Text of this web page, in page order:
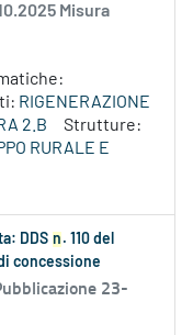
Misura
RIGENERAZIONE
2.B
Strutture:
RURALE E
DDS n . 110 del
concessione
23-